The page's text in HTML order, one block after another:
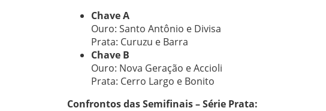
Chave A
Ouro: Santo Antônio e Divisa
Prata: Curuzu e Barra
Chave B
Ouro: Nova Geração e Accioli
Prata: Cerro Largo e Bonito
Confrontos das Semifinais – Série Prata: